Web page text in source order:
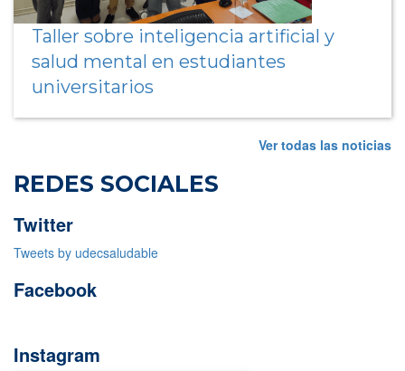
Taller sobre inteligencia artificial y
salud mental en estudiantes
universitarios
Ver todas las noticias
REDES SOCIALES
Twitter
Tweets by udecsaludable
Facebook
Instagram